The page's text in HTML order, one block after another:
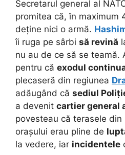
Secretarul general al
promitea că, în maximum
deține nici o armă.
îi ruga pe sârbi să revină
nu au de ce să se teamă.
pentru că exodul
plecaseră din regiunea
adăugând că sediul
a devenit cartier general
povesteau că terasele
orașului erau pline de
la vedere, iar incidentele